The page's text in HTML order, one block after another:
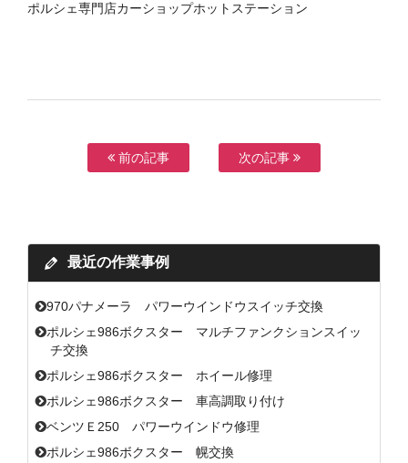
ポルシェ専門店カーショップホットステーション
前の記事 次の記事
最近の作業事例
970パナメーラ パワーウインドウスイッチ交換
ポルシェ986ボクスター マルチファンクションスイッ
チ交換
ポルシェ986ボクスター ホイール修理
ポルシェ986ボクスター 車高調取り付け
ベンツＥ250 パワーウインドウ修理
ポルシェ986ボクスター 幌交換